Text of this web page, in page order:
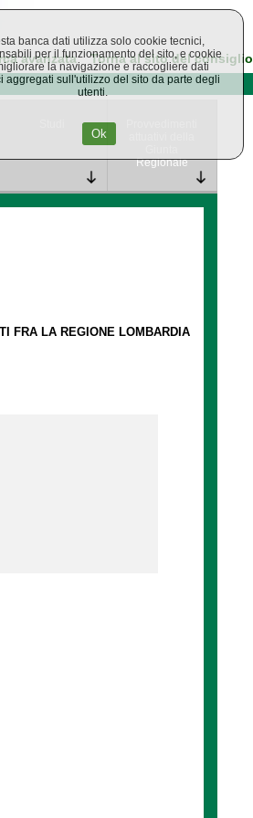
avanzata Torna al sito del consiglio
Regionale
FRA LA REGIONE LOMBARDIA
banca dati utilizza solo cookie tecnici,
per il funzionamento del sito, e cookie
la navigazione e raccogliere dati
aggregati sull'utilizzo del sito da parte degli
utenti.
Ok